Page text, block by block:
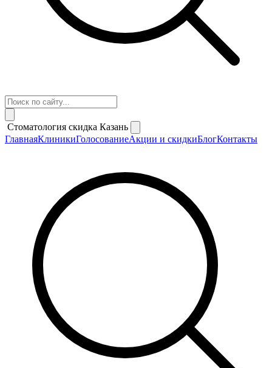
Стоматология скидка Казань
ГлавнаяКлиникиГолосованиеАкции и скидкиБлогКонтакты